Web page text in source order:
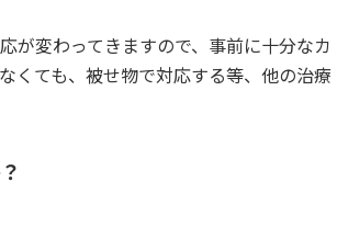
が変わってきますので、事前に十分なカ
くても、被せ物で対応する等、他の治療